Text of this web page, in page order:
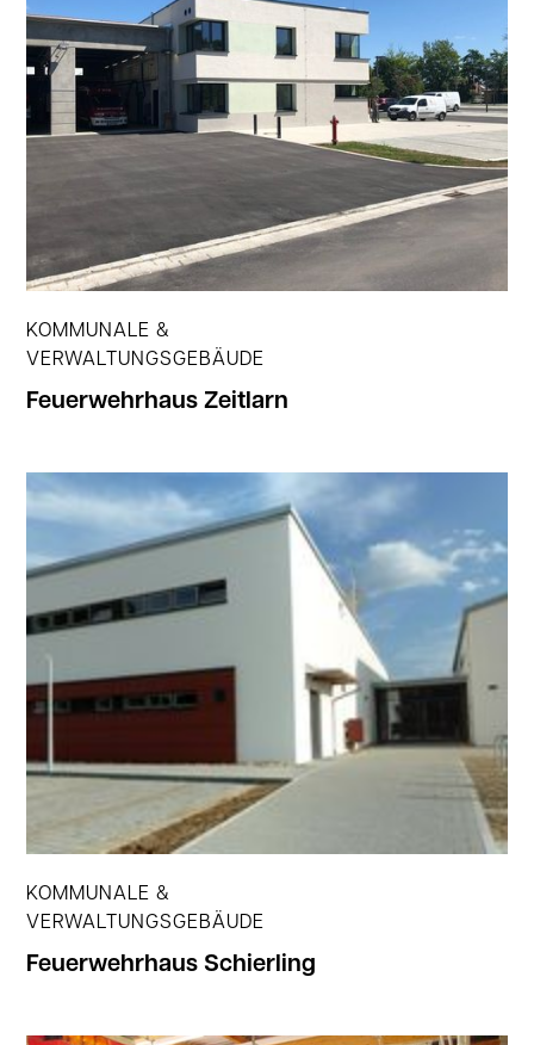
Jetzt ansehen
Jetzt ansehen
KOMMUNALE &
VERWALTUNGSGEBÄUDE
Feuerwehrhaus Zeitlarn
KOMMUNALE &
VERWALTUNGSGEBÄUDE
Feuerwehrhaus Schierling